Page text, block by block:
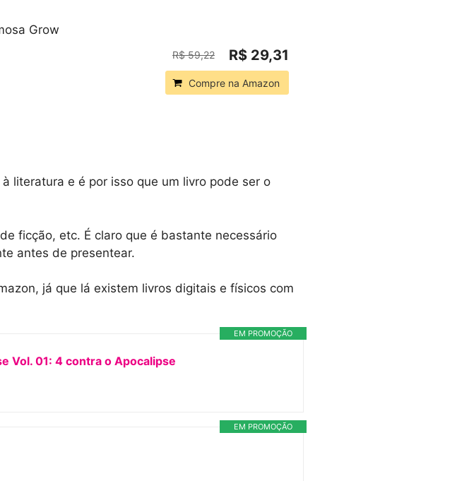
Grow
R$ 59,22 R$ 29,31
Compre na Amazon
literatura e é por isso que um livro pode ser o
ficção, etc. É claro que é bastante necessário
antes de presentear.
já que lá existem livros digitais e físicos com
EM PROMOÇÃO
Vol. 01: 4 contra o Apocalipse
EM PROMOÇÃO